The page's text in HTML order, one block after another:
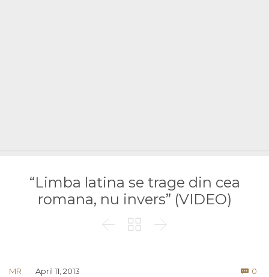
“Limba latina se trage din cea
romana, nu invers” (VIDEO)
  
MR April 11, 2013  0